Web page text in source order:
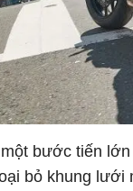
bước tiến
bỏ khung